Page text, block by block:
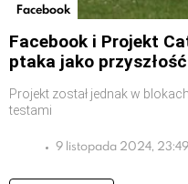
Facebook
Facebook i Projekt
ptaka jako
Projekt został jednak w
testami
9 listopada 2024, 23:49